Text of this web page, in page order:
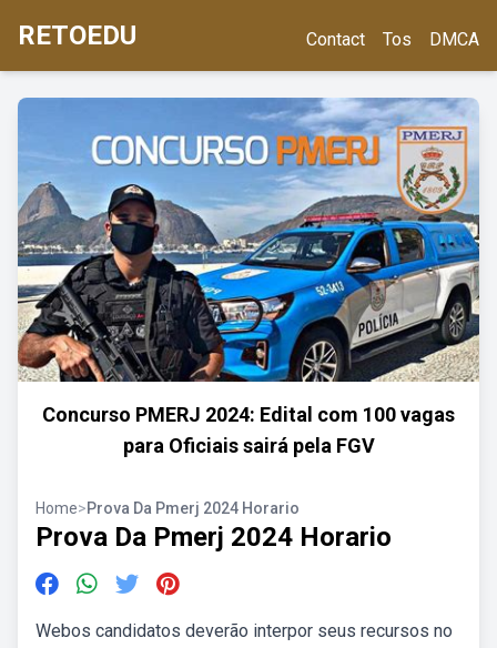
RETOEDU Contact Tos DMCA
Concurso PMERJ 2024: Edital com 100 vagas
para Oficiais sairá pela FGV
Home>Prova Da Pmerj 2024 Horario
Prova Da Pmerj 2024 Horario
Webos candidatos deverão interpor seus recursos no